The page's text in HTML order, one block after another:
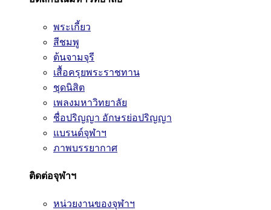
พระเกี้ยว
สีชมพู
ต้นจามจุรี
เสื้อครุยพระราชทาน
ชุดนิสิต
เพลงมหาวิทยาลัย
ชื่อปริญญา อักษรย่อปริญญา
แบรนด์จุฬาฯ
ภาพบรรยากาศ
ติดต่อจุฬาฯ
หน่วยงานของจุฬาฯ